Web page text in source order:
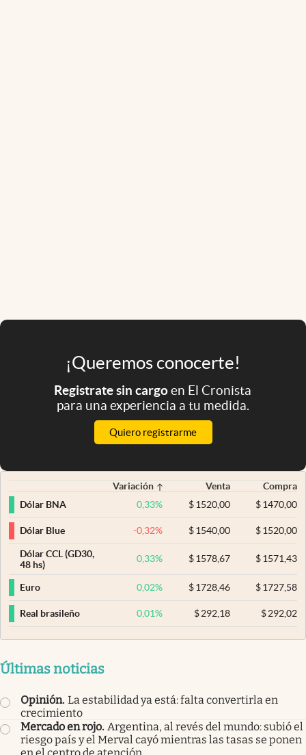
¡Queremos conocerte!
Registrate sin cargoen El Cronista
para una experiencia a tu medida.
Quiero registrarme
Variación Venta
Compra
Dólar BNA
0,33% $ 1520,00 $1470,00
Dólar Blue -0,32% $ 1540,00 $1520,00
Dólar CCL (GD30,
48 hs)
0,33% $ 1578,67 $1571,43
Euro 0,02% $ 1728,46 $1727,58
Real brasileño 0,01% $ 292,18 $292,02
Últimas noticias
Opinión. La estabilidad ya está: falta convertirla en
crecimiento
Mercado en rojo. Argentina, al revés del mundo: subió el
riesgo país y el Merval cayó mientras las tasas se ponen